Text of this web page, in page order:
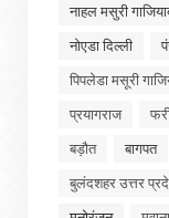
नाहल मसुरी
नोएडा दिल्ली
पिपलेडा मसूरी
प्रयागराज
बड़ौत
बागपत
बुलंदशहर उत्तर